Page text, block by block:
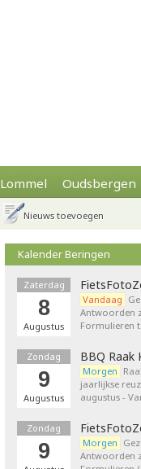
Lommel Oudsbergen
Nieuws toevoegen
Kalender Beringen
Zaterdag
8
Augustus
Vandaag
Antwoorden
Formulieren
Zondag
9
Augustus
BBQ Raak
Morgen
jaarlijkse
augustus -
Zondag
9 Morgen
Antwoorden